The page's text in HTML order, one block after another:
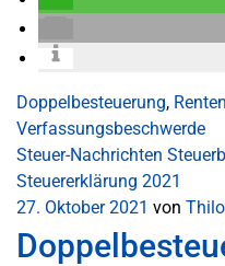
Doppelbesteuerung, Renten
Verfassungsbeschwerde
Steuer-Nachrichten
Steuererklärung 2021
27. Oktober 2021 von